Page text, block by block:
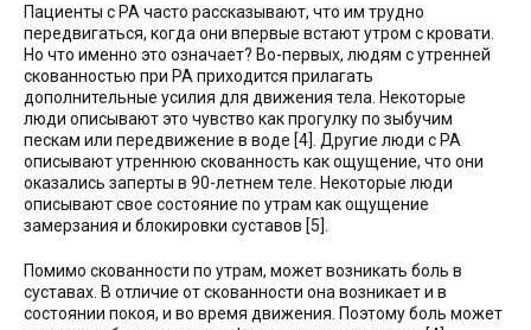
Пациенты с РА часто рассказывают, что им трудно
передвигаться, когда они впервые встают утром с кровати.
Но что именно это означает? Во-первых, людям с утренней
скованностью при РА приходится прилагать
дополнительные усилия для движения тела. Некоторые
люди описывают это чувство как прогулку по зыбучим
пескам или передвижение в воде [4]. Другие люди с РА
описывают утреннюю скованность как ощущение, что они
оказались заперты в 90-летнем теле. Некоторые люди
описывают свое состояние по утрам как ощущение
замерзания и блокировки суставов [5].
Помимо скованности по утрам, может возникать боль в
суставах. В отличие от скованности она возникает и в
состоянии покоя, и во время движения. Поэтому боль может